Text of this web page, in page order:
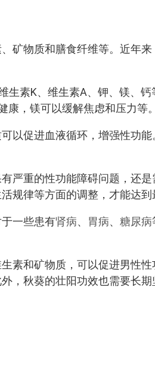
矿物质和膳食纤维等。近年
素K、维生素A、钾、镁、
，镁可以缓解焦虑和压力等
以促进血液循环，增强性功
严重的性功能障碍问题，还
规律等方面的调整，才能达到
一些患有肾病、 胃病、 糖尿病
素和矿物质，可以促进男性
，秋葵的壮阳功效也需要长